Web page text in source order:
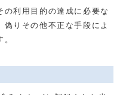
利用目的の達成に必要な
りその他不正な手段によ